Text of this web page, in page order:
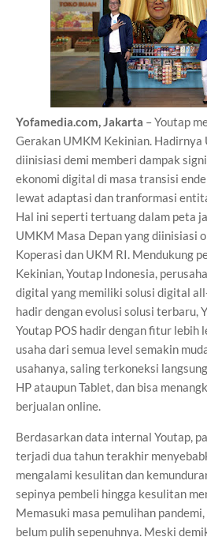
Yofamedia.com, Jakarta – Youtap
Gerakan UMKM Kekinian.
diinisiasi demi memberi dampak
ekonomi digital di masa transisi
lewat adaptasi dan tranformasi
Hal ini seperti tertuang dalam peta
UMKM Masa Depan yang diinisiasi
Koperasi dan UKM RI. Mendukung
Kekinian, Youtap Indonesia,
digital yang memiliki solusi digital
hadir dengan evolusi solusi terbaru,
Youtap POS hadir dengan fitur lebih
usaha dari semua level semakin
usahanya, saling terkoneksi
HP ataupun Tablet, dan bisa
berjualan online.
Berdasarkan data internal Youtap,
terjadi dua tahun terakhir
mengalami kesulitan dan
sepinya pembeli hingga kesulitan
Memasuki masa pemulihan
belum pulih sepenuhnya. Meski